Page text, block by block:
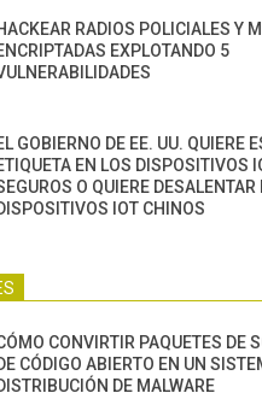
RADIOS POLICIALES Y
EXPLOTANDO 5
GOBIERNO DE EE. UU. QUIERE
EN LOS DISPOSITIVOS
O QUIERE DESALENTAR
IOT CHINOS
CONVIRTIR PAQUETES DE
CÓDIGO ABIERTO EN UN
DE MALWARE